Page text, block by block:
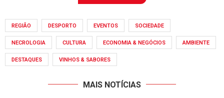
REGIÃO DESPORTO EVENTOS SOCIEDADE
NECROLOGIA CULTURA ECONOMIA & NEGÓCIOS AMBIENTE
DESTAQUES VINHOS & SABORES
MAIS NOTÍCIAS